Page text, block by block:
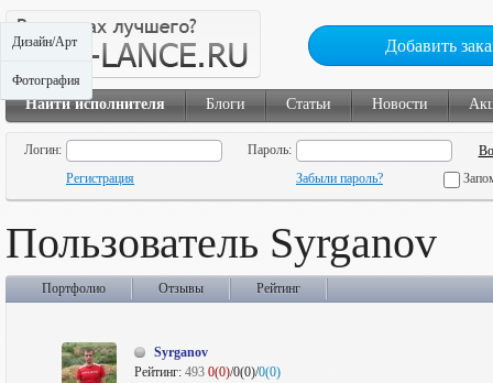
Добавить
Найти исполнителя Блоги Статьи Новости
Логин:
Пароль:
Регистрация
Забыли пароль?
Пользователь Syrganov
Портфолио Отзывы Рейтинг
Syrganov
Рейтинг: 493 0(0)/0(0)/0(0)
Дизайн/Арт
Фотография